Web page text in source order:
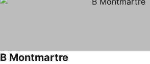
B Montmartre